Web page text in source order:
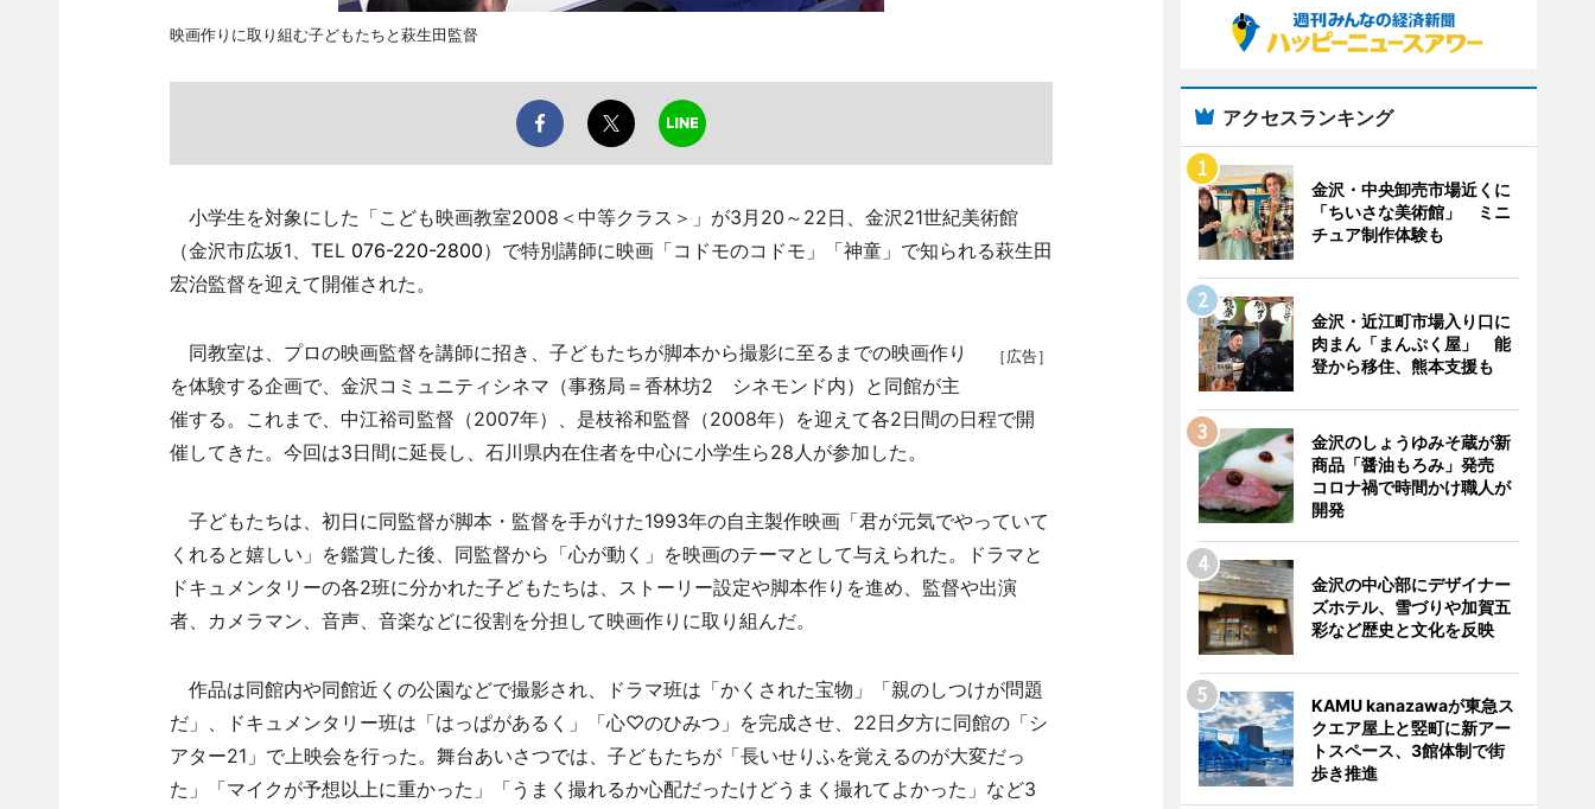
映画作りに取り組む子どもたちと萩生田監督
小学生を対象にした「こども映画教室2008＜中等クラス＞」が3月20～22日、金沢21世紀美術館
（金沢市広坂1、TEL 076-220-2800）で特別講師に映画「コドモのコドモ」「神童」で知られる萩生田
宏治監督を迎えて開催された。
［広告］
同教室は、プロの映画監督を講師に招き、子どもたちが脚本から撮影に至るまでの映画作り
を体験する企画で、金沢コミュニティシネマ（事務局＝香林坊2 シネモンド内）と同館が主
催する。これまで、中江裕司監督（2007年）、是枝裕和監督（2008年）を迎えて各2日間の日程で開
催してきた。今回は3日間に延長し、石川県内在住者を中心に小学生ら28人が参加した。
子どもたちは、初日に同監督が脚本・監督を手がけた1993年の自主製作映画「君が元気でやっていて
くれると嬉しい」を鑑賞した後、同監督から「心が動く」を映画のテーマとして与えられた。ドラマと
ドキュメンタリーの各2班に分かれた子どもたちは、ストーリー設定や脚本作りを進め、監督や出演
者、カメラマン、音声、音楽などに役割を分担して映画作りに取り組んだ。
作品は同館内や同館近くの公園などで撮影され、ドラマ班は「かくされた宝物」「親のしつけが問題
だ」、ドキュメンタリー班は「はっぱがあるく」「心♡のひみつ」を完成させ、22日夕方に同館の「シ
アター21」で上映会を行った。舞台あいさつでは、子どもたちが「長いせりふを覚えるのが大変だっ
た」「マイクが予想以上に重かった」「うまく撮れるか心配だったけどうまく撮れてよかった」など3
アクセスランキング
金沢・中央卸売市場近くに
「ちいさな美術館」 ミニ
チュア制作体験も
金沢・近江町市場入り口に
肉まん「まんぷく屋」 能
登から移住、熊本支援も
金沢のしょうゆみそ蔵が新
商品「醤油もろみ」発売
コロナ禍で時間かけ職人が
開発
金沢の中心部にデザイナー
ズホテル、雪づりや加賀五
彩など歴史と文化を反映
KAMU kanazawaが東急ス
クエア屋上と竪町に新アー
トスペース、3館体制で街
歩き推進